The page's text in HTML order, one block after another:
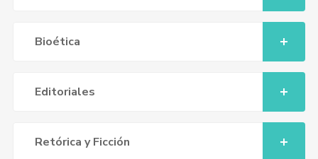
Bioética
Editoriales
Retórica y Ficción